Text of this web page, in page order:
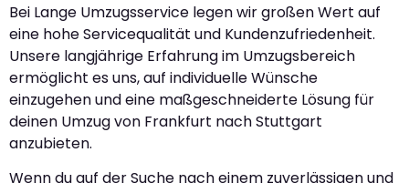
Bei Lange Umzugsservice legen wir großen Wert auf
eine hohe Servicequalität und Kundenzufriedenheit.
Unsere langjährige Erfahrung im Umzugsbereich
ermöglicht es uns, auf individuelle Wünsche
einzugehen und eine maßgeschneiderte Lösung für
deinen Umzug von Frankfurt nach Stuttgart
anzubieten.
Wenn du auf der Suche nach einem zuverlässigen und